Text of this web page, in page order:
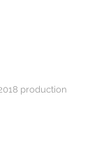
production